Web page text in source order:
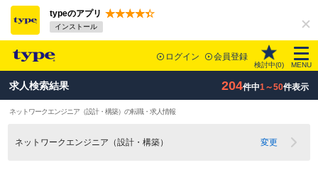
typeのアプリ
インストール
ログイン 会員登録
検討中(0) MENU
求人検索結果 204件中1～50件表示
ネットワークエンジニア（設計・構築）の転職・求人情報
ネットワークエンジニア（設計・構築） 変更